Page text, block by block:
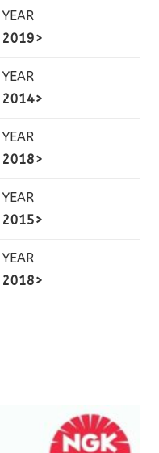
YEAR
2019>
YEAR
2014>
YEAR
2018>
YEAR
2015>
YEAR
2018>